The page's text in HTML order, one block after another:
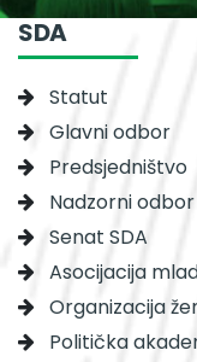
SDA
Statut
Glavni odbor
Predsjedništvo
Nadzorni odbor
Senat SDA
Asocijacija
Organizacija
Politička